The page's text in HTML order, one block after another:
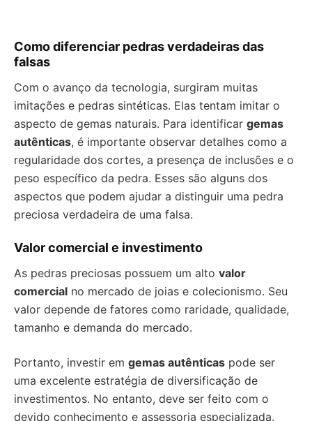
Como diferenciar pedras verdadeiras das
falsas
Com o avanço da tecnologia, surgiram muitas
imitações e pedras sintéticas. Elas tentam imitar o
aspecto de gemas naturais. Para identificar gemas
autênticas, é importante observar detalhes como a
regularidade dos cortes, a presença de inclusões e o
peso específico da pedra. Esses são alguns dos
aspectos que podem ajudar a distinguir uma pedra
preciosa verdadeira de uma falsa.
Valor comercial e investimento
As pedras preciosas possuem um alto valor
comercial no mercado de joias e colecionismo. Seu
valor depende de fatores como raridade, qualidade,
tamanho e demanda do mercado.
Portanto, investir em gemas autênticas pode ser
uma excelente estratégia de diversificação de
investimentos. No entanto, deve ser feito com o
devido conhecimento e assessoria especializada.